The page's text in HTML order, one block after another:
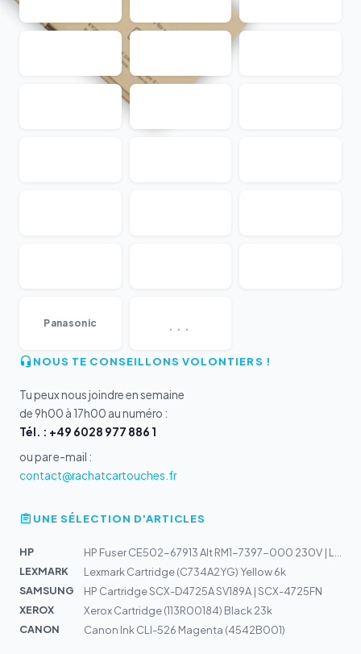
Panasonic ...
NOUS TE CONSEILLONS VOLONTIERS !
Tu peux nous joindre en semaine
de 9h00 à 17h00 au numéro :
Tél. : +49 6028 977 886 1
ou par e-mail :
contact@rachatcartouches.fr
UNE SÉLECTION D'ARTICLES
HP
LEXMARK
Lexmark Cartridge (C734A2YG) Yellow 6k
SAMSUNG
HP Cartridge SCX-D4725A SV189A | SCX-4725FN
XEROX
Xerox Cartridge (113R00184) Black 23k
CANON
Canon Ink CLI-526 Magenta (4542B001)